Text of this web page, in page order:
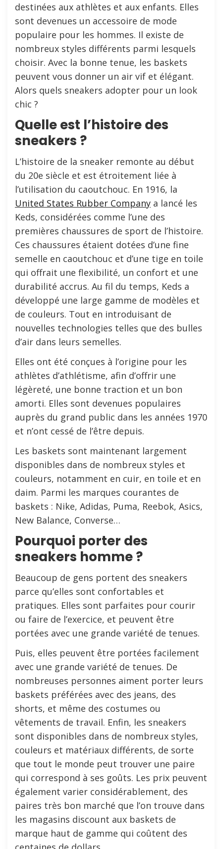
destinées aux athlètes et aux enfants. Elles
sont devenues un accessoire de mode
populaire pour les hommes. Il existe de
nombreux styles différents parmi lesquels
choisir. Avec la bonne tenue, les baskets
peuvent vous donner un air vif et élégant.
Alors quels sneakers adopter pour un look
chic ?
Quelle est l’histoire des
sneakers ?
L’histoire de la sneaker remonte au début
du 20e siècle et est étroitement liée à
l’utilisation du caoutchouc. En 1916, la
United States Rubber Company a lancé les
Keds, considérées comme l’une des
premières chaussures de sport de l’histoire.
Ces chaussures étaient dotées d’une fine
semelle en caoutchouc et d’une tige en toile
qui offrait une flexibilité, un confort et une
durabilité accrus. Au fil du temps, Keds a
développé une large gamme de modèles et
de couleurs. Tout en introduisant de
nouvelles technologies telles que des bulles
d’air dans leurs semelles.
Elles ont été conçues à l’origine pour les
athlètes d’athlétisme, afin d’offrir une
légèreté, une bonne traction et un bon
amorti. Elles sont devenues populaires
auprès du grand public dans les années 1970
et n’ont cessé de l’être depuis.
Les baskets sont maintenant largement
disponibles dans de nombreux styles et
couleurs, notamment en cuir, en toile et en
daim. Parmi les marques courantes de
baskets : Nike, Adidas, Puma, Reebok, Asics,
New Balance, Converse…
Pourquoi porter des
sneakers homme ?
Beaucoup de gens portent des sneakers
parce qu’elles sont confortables et
pratiques. Elles sont parfaites pour courir
ou faire de l’exercice, et peuvent être
portées avec une grande variété de tenues.
Puis, elles peuvent être portées facilement
avec une grande variété de tenues. De
nombreuses personnes aiment porter leurs
baskets préférées avec des jeans, des
shorts, et même des costumes ou
vêtements de travail. Enfin, les sneakers
sont disponibles dans de nombreux styles,
couleurs et matériaux différents, de sorte
que tout le monde peut trouver une paire
qui correspond à ses goûts. Les prix peuvent
également varier considérablement, des
paires très bon marché que l’on trouve dans
les magasins discount aux baskets de
marque haut de gamme qui coûtent des